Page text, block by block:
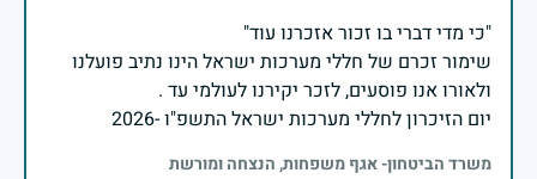
שימור זכרם של חללי מערכות ישראל הינו נתיב פועלנו
יום הזיכרון לחללי מערכות ישראל התשפ"ו -2026
משרד הביטחון- אגף משפחות, הנצחה ומורשת